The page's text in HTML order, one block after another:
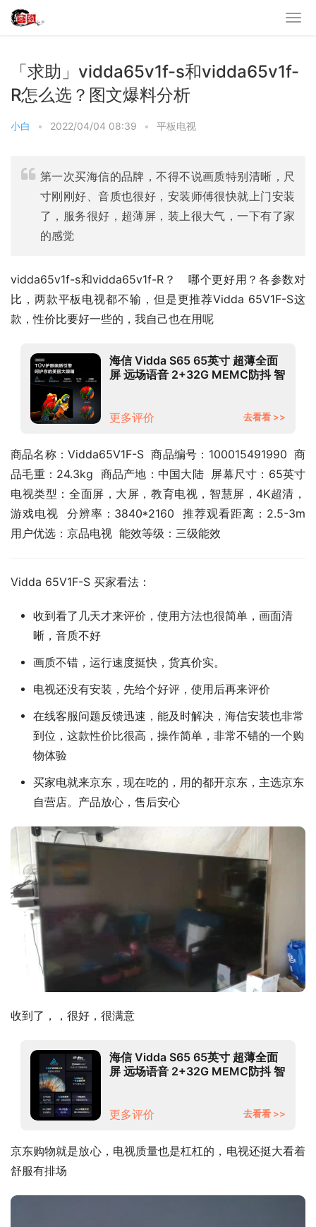
「求助」vidda65v1f-s和vidda65v1f-
R怎么选？图文爆料分析
小白 • 2022/04/04 08:39 • 平板电视
第一次买海信的品牌，不得不说画质特别清晰，尺
寸刚刚好、音质也很好，安装师傅很快就上门安装
了，服务很好，超薄屏，装上很大气，一下有了家
的感觉
vidda65v1f-s和vidda65v1f-R？   哪个更好用？各参数对
比，两款平板电视都不输，但是更推荐Vidda 65V1F-S这
款，性价比要好一些的，我自己也在用呢
海信 Vidda S65 65英寸 超薄全面
屏 远场语音 2+32G MEMC防抖 智
更多评价
去看看 >>
商品名称：Vidda65V1F-S  商品编号：100015491990  商
品毛重：24.3kg  商品产地：中国大陆  屏幕尺寸：65英寸
电视类型：全面屏，大屏，教育电视，智慧屏，4K超清，
游戏电视  分辨率：3840*2160  推荐观看距离：2.5-3m
用户优选：京品电视  能效等级：三级能效
Vidda 65V1F-S 买家看法：
收到看了几天才来评价，使用方法也很简单，画面清
晰，音质不好
画质不错，运行速度挺快，货真价实。
电视还没有安装，先给个好评，使用后再来评价
在线客服问题反馈迅速，能及时解决，海信安装也非常
到位，这款性价比很高，操作简单，非常不错的一个购
物体验
买家电就来京东，现在吃的，用的都开京东，主选京东
自营店。产品放心，售后安心
收到了，，很好，很满意
海信 Vidda S65 65英寸 超薄全面
屏 远场语音 2+32G MEMC防抖 智
更多评价
去看看 >>
京东购物就是放心，电视质量也是杠杠的，电视还挺大看着
舒服有排场